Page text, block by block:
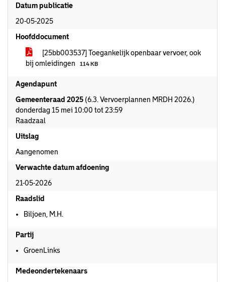
Datum publicatie
20-05-2025
Hoofddocument
[25bb003537] Toegankelijk openbaar vervoer, ook
bij omleidingen
114 KB
Agendapunt
Gemeenteraad 2025 (6.3. Vervoerplannen MRDH 2026.)
donderdag 15 mei 10:00 tot 23:59
Raadzaal
Uitslag
Aangenomen
Verwachte datum afdoening
21-05-2026
Raadslid
Biljoen, M.H.
Partij
GroenLinks
Medeondertekenaars